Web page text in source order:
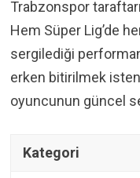
Trabzonspor
Hem Süper Lig’de
sergilediği
erken bitirilmek
oyuncunun güncel
Kategori